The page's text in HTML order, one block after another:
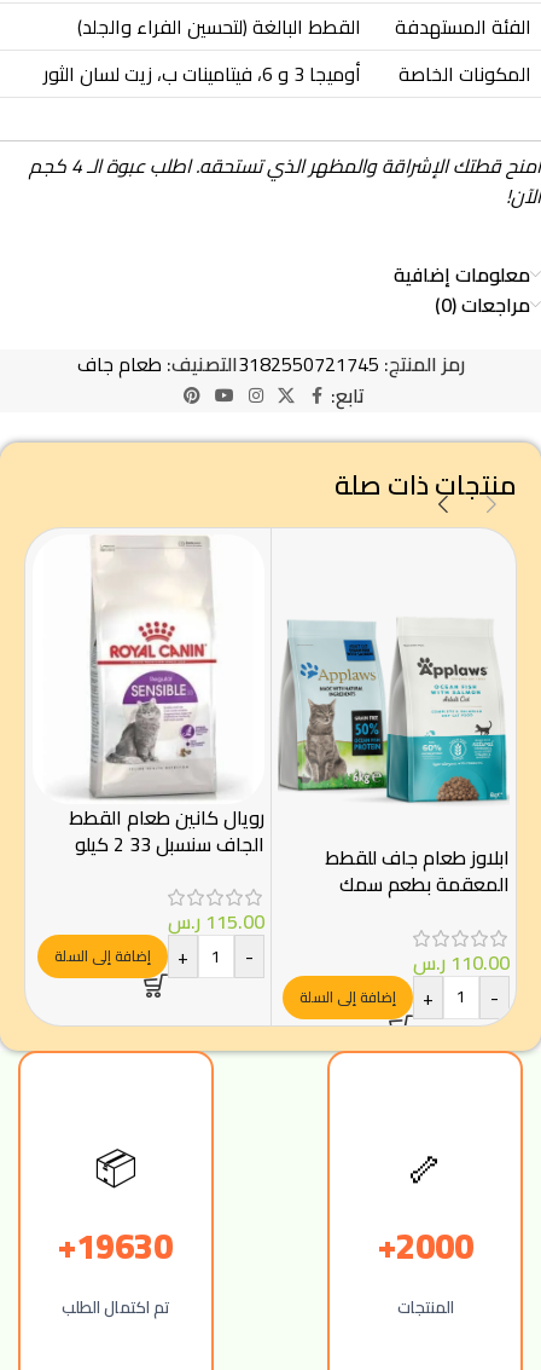
الفئة المستهدفة
القطط البالغة (لتحسين الفراء والجلد)
المكونات الخاصة
أوميجا 3 و 6، فيتامينات ب، زيت لسان الثور
امنح قطتك الإشراقة والمظهر الذي تستحقه. اطلب عبوة الـ 4 كجم
الآن!
معلومات إضافية
مراجعات (0)
رمز المنتج: 3182550721745التصنيف: طعام جاف
تابع:
منتجات ذات صلة
ابلاوز طعام جاف للقطط
المعقمة بطعم سمك
المحيط والسالمون 1.8 كجم
110.00 ر.س
-
+ إضافة إلى السلة
رويال كانين طعام القطط
الجاف سنسبل 33 2 كيلو
115.00 ر.س
-
+ إضافة إلى السلة
🦴
2000+
المنتجات
📦
19630+
تم اكتمال الطلب